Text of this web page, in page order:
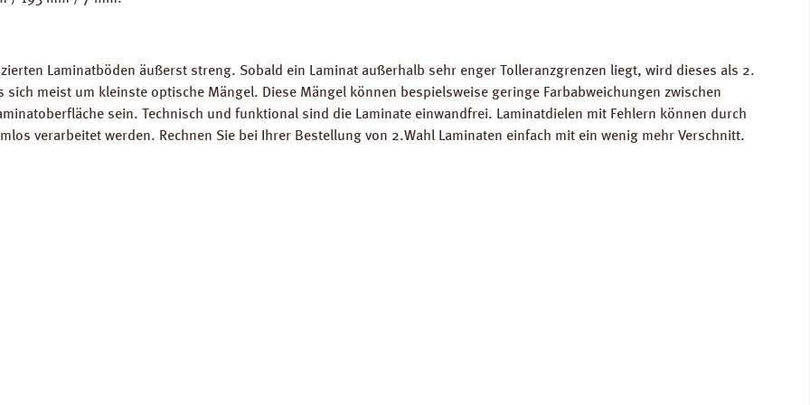
Laminatböden äußerst streng. Sobald ein Laminat außerhalb sehr enger Tolleranzgrenzen liegt, wird dieses als 2.
meist um kleinste optische Mängel. Diese Mängel können bespielsweise geringe Farbabweichungen zwischen
sein. Technisch und funktional sind die Laminate einwandfrei. Laminatdielen mit Fehlern können durch
verarbeitet werden. Rechnen Sie bei Ihrer Bestellung von 2.Wahl Laminaten einfach mit ein wenig mehr Verschnitt.